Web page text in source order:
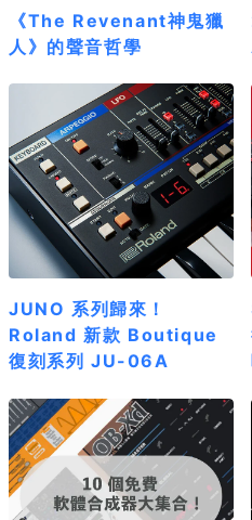
《The Revenant神鬼獵
人》的聲音哲學
JUNO 系列歸來！
Roland 新款 Boutique
復刻系列 JU-06A